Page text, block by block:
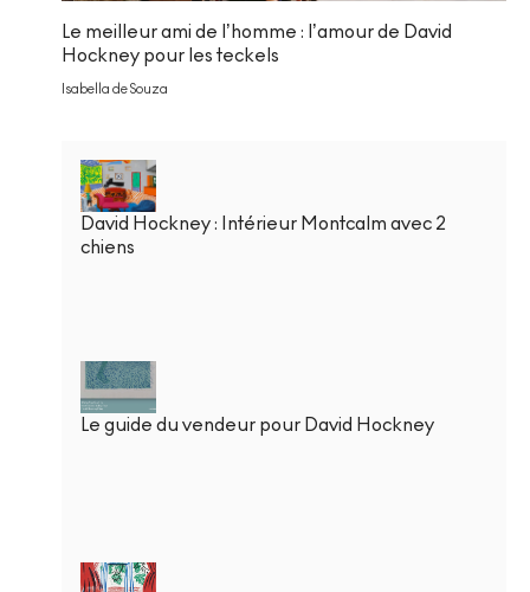
Le meilleur ami de l’homme : l’amour de David
Hockney pour les teckels
Isabella de Souza
David Hockney : Intérieur Montcalm avec 2
chiens
Le guide du vendeur pour David Hockney